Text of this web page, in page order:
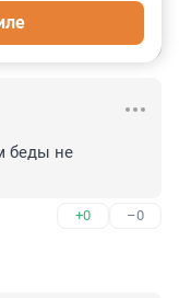
беды не
+0 –0